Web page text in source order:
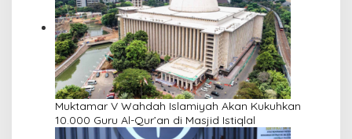
Muktamar V Wahdah Islamiyah Akan Kukuhkan
10.000 Guru Al-Qur’an di Masjid Istiqlal